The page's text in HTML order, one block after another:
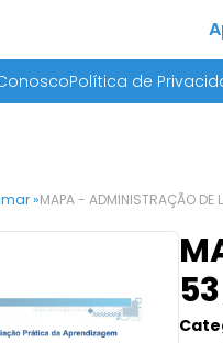
Política de
»MAPA - ADMINISTRAÇÃO